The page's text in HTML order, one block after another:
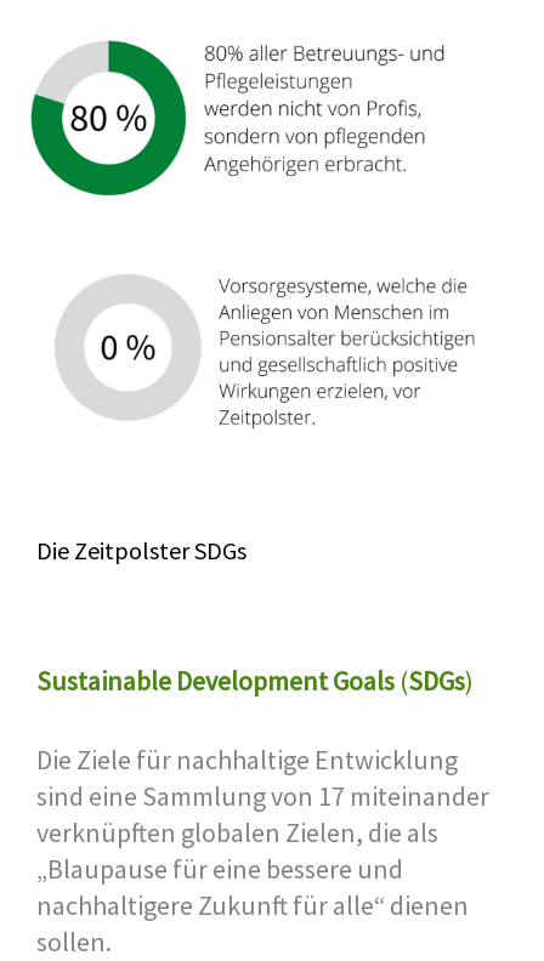
Die Zeitpolster SDGs
Sustainable Development Goals (SDGs)
Die Ziele für nachhaltige Entwicklung
sind eine Sammlung von 17 miteinander
verknüpften globalen Zielen, die als
„Blaupause für eine bessere und
nachhaltigere Zukunft für alle“ dienen
sollen.